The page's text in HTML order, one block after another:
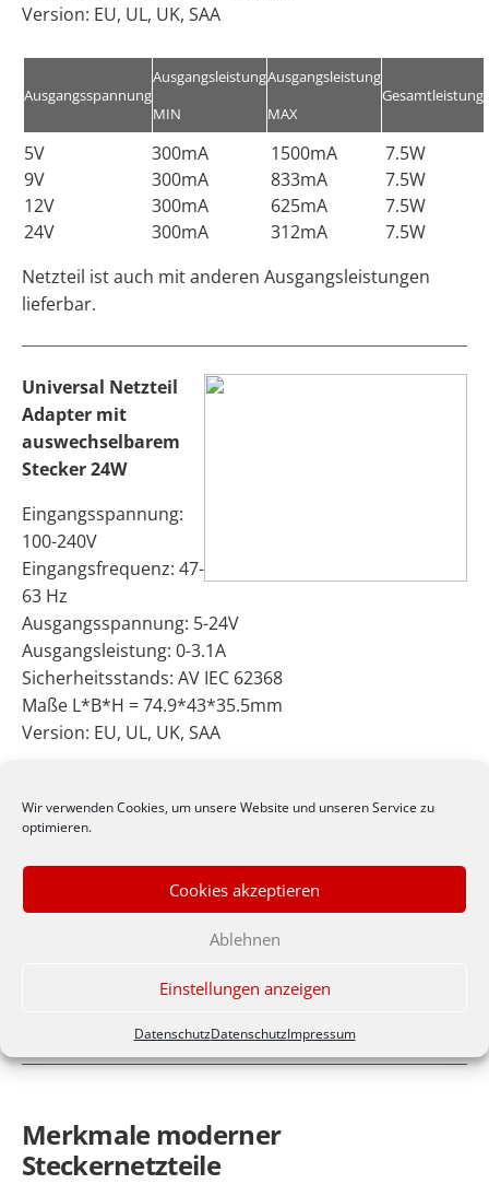
Wir verwenden Cookies, um unsere Website und unseren Service zu
optimieren.
Cookies akzeptieren
Ablehnen
Einstellungen anzeigen
DatenschutzDatenschutzImpressum
Version: EU, UL, UK, SAA
Ausgangsspannung
Ausgangsleistung
MIN
Ausgangsleistung
MAX
Gesamtleistung
5V 300mA 1500mA
7.5W
9V
300mA 833mA
7.5W
12V
300mA 625mA
7.5W
24V
300mA 312mA
7.5W
Netzteil ist auch mit anderen Ausgangsleistungen
lieferbar.
Universal Netzteil
Adapter mit
auswechselbarem
Stecker 24W
Eingangsspannung:
100-240V
Eingangsfrequenz: 47-
63 Hz
Ausgangsspannung: 5-24V
Ausgangsleistung: 0-3.1A
Sicherheitsstands: AV IEC 62368
Maße L*B*H = 74.9*43*35.5mm
Version: EU, UL, UK, SAA
Ausgangsspannung Gesamtleistung
5V 300mA 3100mA
15W
300mA 2660mA
1000mA
Netzteil ist auch mit anderen Ausgangsleistungen
Merkmale moderner
Steckernetzteile